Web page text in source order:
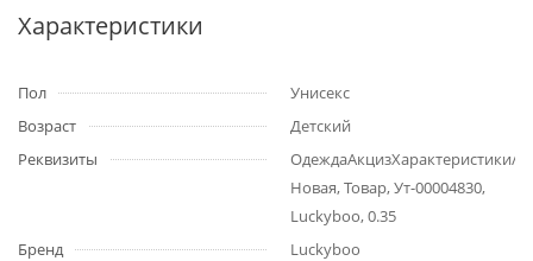
Характеристики
Пол
Унисекс
Возраст
Детский
Реквизиты
ОдеждаАкцизХарактеристики/
Новая, Товар, Ут-00004830,
Luckyboo, 0.35
Бренд
Luckyboo